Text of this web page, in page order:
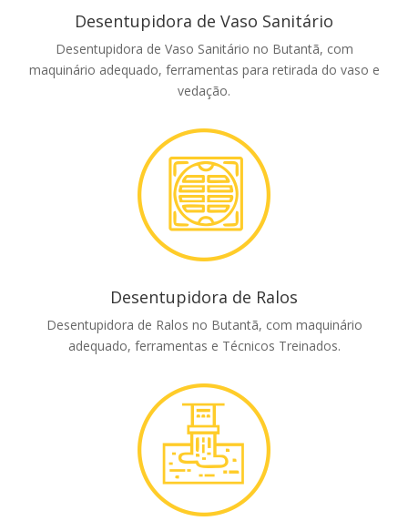
Desentupidora de Vaso Sanitário
Desentupidora de Vaso Sanitário no Butantã, com
maquinário adequado, ferramentas para retirada do vaso e
vedação.
Desentupidora de Ralos
Desentupidora de Ralos no Butantã, com maquinário
adequado, ferramentas e Técnicos Treinados.